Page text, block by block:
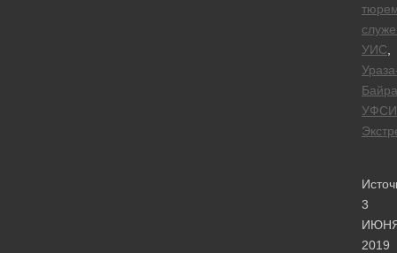
УИС
3
2019